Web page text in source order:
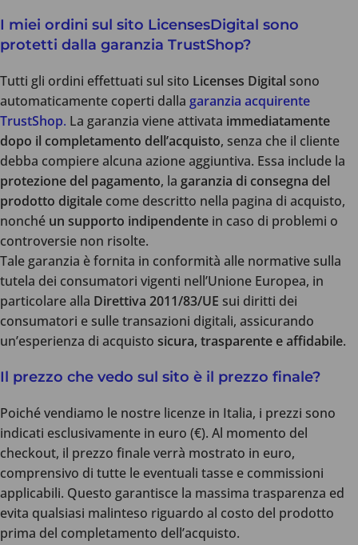
I miei ordini sul sito LicensesDigital sono
protetti dalla garanzia TrustShop?
Tutti gli ordini effettuati sul sito Licenses Digital sono
automaticamente coperti dalla garanzia acquirente
TrustShop. La garanzia viene attivata immediatamente
dopo il completamento dell’acquisto, senza che il cliente
debba compiere alcuna azione aggiuntiva. Essa include la
protezione del pagamento, la garanzia di consegna del
prodotto digitale come descritto nella pagina di acquisto,
nonché un supporto indipendente in caso di problemi o
controversie non risolte.
Tale garanzia è fornita in conformità alle normative sulla
tutela dei consumatori vigenti nell’Unione Europea, in
particolare alla Direttiva 2011/83/UE sui diritti dei
consumatori e sulle transazioni digitali, assicurando
un’esperienza di acquisto sicura, trasparente e affidabile.
Il prezzo che vedo sul sito è il prezzo finale?
Poiché vendiamo le nostre licenze in Italia, i prezzi sono
indicati esclusivamente in euro (€). Al momento del
checkout, il prezzo finale verrà mostrato in euro,
comprensivo di tutte le eventuali tasse e commissioni
applicabili. Questo garantisce la massima trasparenza ed
evita qualsiasi malinteso riguardo al costo del prodotto
prima del completamento dell’acquisto.